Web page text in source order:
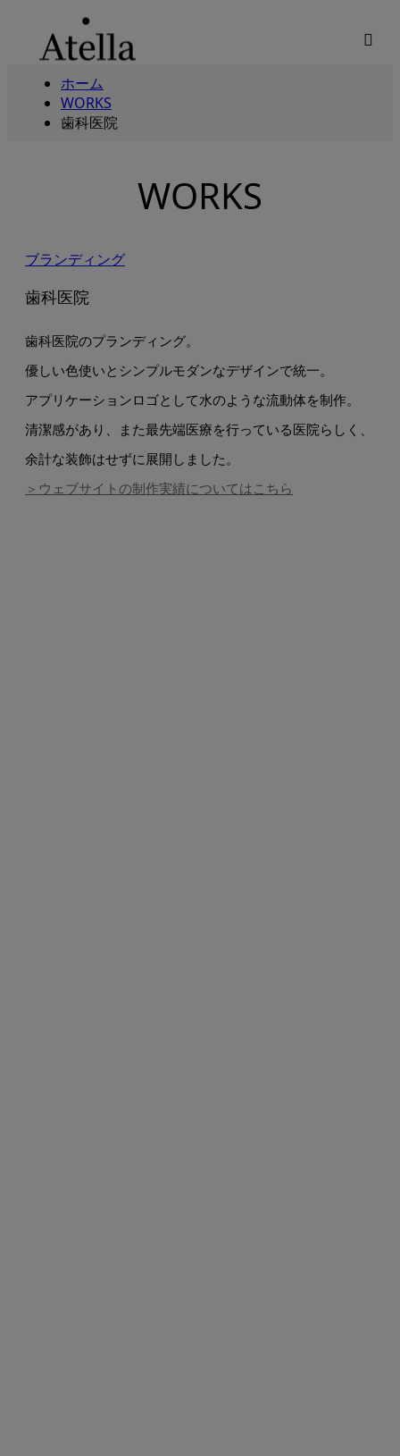
ホーム
WORKS
歯科医院
WORKS
ブランディング
歯科医院
歯科医院のプランディング。
優しい色使いとシンプルモダンなデザインで統一。
アプリケーションロゴとして水のような流動体を制作。
清潔感があり、また最先端医療を行っている医院らしく、
余計な装飾はせずに展開しました。
＞ウェブサイトの制作実績についてはこちら